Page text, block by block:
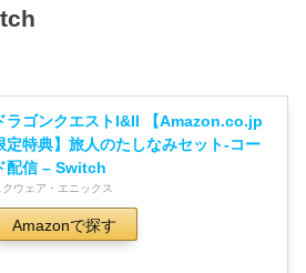
ラゴンクエストI&II 【Amazon.co.jp
定特典】旅人のたしなみセット-コー
配信 – Switch
クウェア・エニックス
Amazonで探す